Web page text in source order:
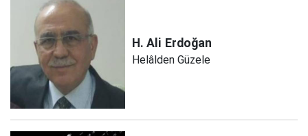
H. Ali Erdoğan
Helâlden Güzele